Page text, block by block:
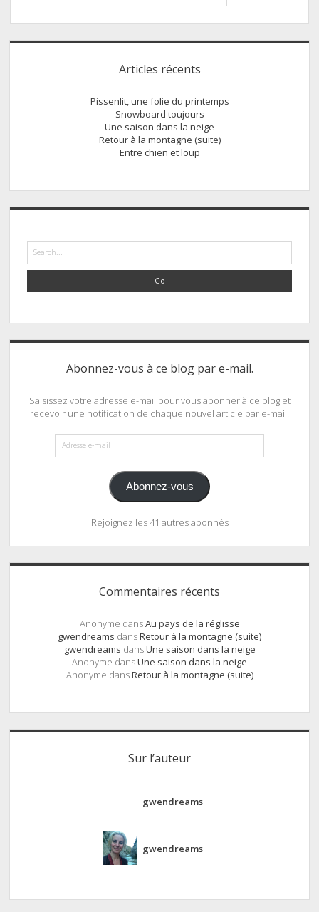
de
Stonehenge
au
Sidebar
Articles récents
Pissenlit, une folie du printemps
Snowboard toujours
Une saison dans la neige
Retour à la montagne (suite)
Entre chien et loup
Search
Abonnez-vous à ce blog par e-mail.
Saisissez votre adresse e-mail pour vous abonner à ce blog et
recevoir une notification de chaque nouvel article par e-mail.
Adresse
e-
Abonnez-vous
Rejoignez les 41 autres abonnés
Commentaires récents
Anonyme dansAu pays de la réglisse
gwendreams dansRetour à la montagne (suite)
gwendreams dansUne saison dans la neige
Anonyme dansUne saison dans la neige
Anonyme dansRetour à la montagne (suite)
Sur l’auteur
gwendreams
gwendreams